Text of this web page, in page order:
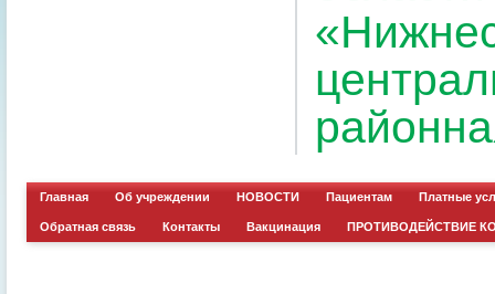
Главная Об учреждении НОВОСТИ Пациентам Платные
Обратная связь Контакты Вакцинация ПРОТИВОДЕЙСТВИЕ